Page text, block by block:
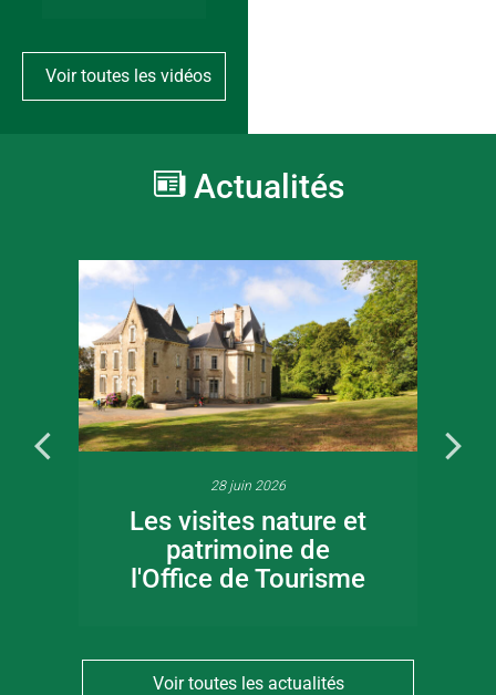
Voir toutes les vidéos
Actualités
28 juin 2026
Les visites nature et
patrimoine de
l'Office de Tourisme
Voir toutes les actualités